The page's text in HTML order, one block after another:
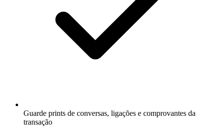
Guarde prints de conversas, ligações e comprovantes da
transação